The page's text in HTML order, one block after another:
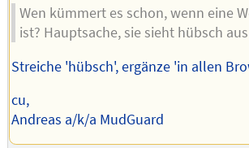
Wen kümmert es schon, wenn eine
ist? Hauptsache, sie sieht hübsch
Streiche 'hübsch', ergänze 'in allen
cu,
Andreas a/k/a MudGuard